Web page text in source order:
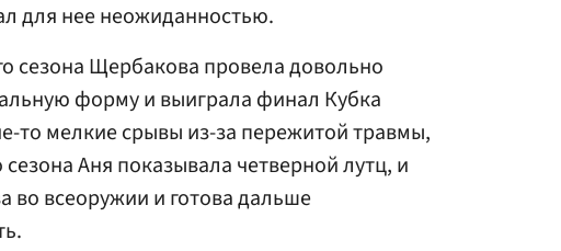
для нее неожиданностью.
сезона Щербакова провела довольно
форму и выиграла финал Кубка
то мелкие срывы из-за пережитой травмы,
Аня показывала четверной лутц, и
во всеоружии и готова дальше